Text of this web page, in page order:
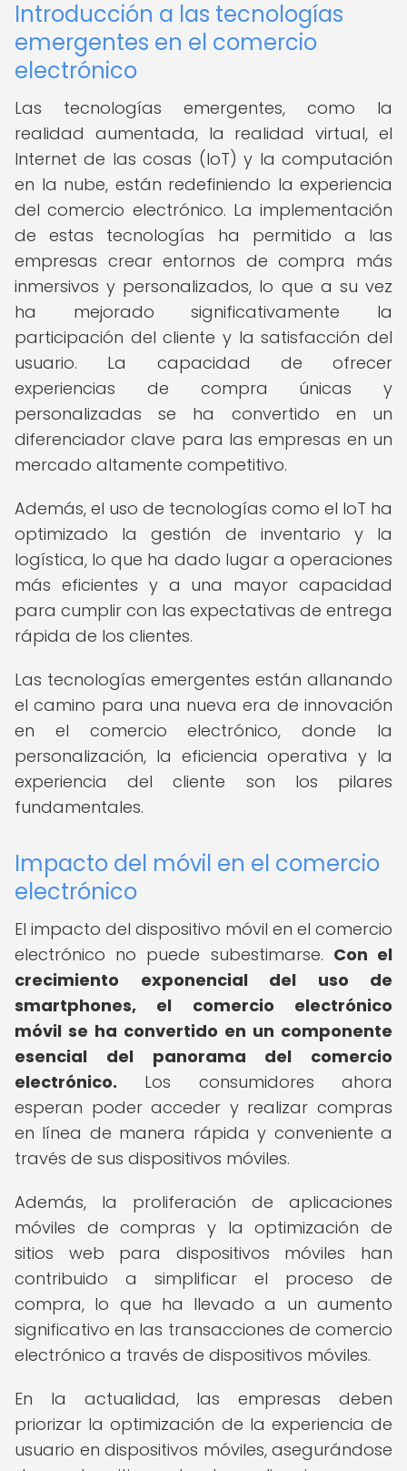
Introducción a las tecnologías
emergentes en el comercio
electrónico
Las tecnologías emergentes, como la
realidad aumentada, la realidad virtual, el
Internet de las cosas (IoT) y la computación
en la nube, están redefiniendo la experiencia
del comercio electrónico. La implementación
de estas tecnologías ha permitido a las
empresas crear entornos de compra más
inmersivos y personalizados, lo que a su vez
ha mejorado significativamente la
participación del cliente y la satisfacción del
usuario. La capacidad de ofrecer
experiencias de compra únicas y
personalizadas se ha convertido en un
diferenciador clave para las empresas en un
mercado altamente competitivo.
Además, el uso de tecnologías como el IoT ha
optimizado la gestión de inventario y la
logística, lo que ha dado lugar a operaciones
más eficientes y a una mayor capacidad
para cumplir con las expectativas de entrega
rápida de los clientes.
Las tecnologías emergentes están allanando
el camino para una nueva era de innovación
en el comercio electrónico, donde la
personalización, la eficiencia operativa y la
experiencia del cliente son los pilares
fundamentales.
Impacto del móvil en el comercio
electrónico
El impacto del dispositivo móvil en el comercio
electrónico no puede subestimarse. Con el
crecimiento exponencial del uso de
smartphones, el comercio electrónico
móvil se ha convertido en un componente
esencial del panorama del comercio
electrónico. Los consumidores ahora
esperan poder acceder y realizar compras
en línea de manera rápida y conveniente a
través de sus dispositivos móviles.
Además, la proliferación de aplicaciones
móviles de compras y la optimización de
sitios web para dispositivos móviles han
contribuido a simplificar el proceso de
compra, lo que ha llevado a un aumento
significativo en las transacciones de comercio
electrónico a través de dispositivos móviles.
En la actualidad, las empresas deben
priorizar la optimización de la experiencia de
usuario en dispositivos móviles, asegurándose